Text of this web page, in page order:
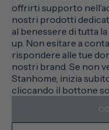
offrirti supporto
nostri prodotti dedicati
al benessere di tutta la
up. Non esitare a
rispondere alle tue
nostri brand. Se non
Stanhome, inizia
cliccando il bottone